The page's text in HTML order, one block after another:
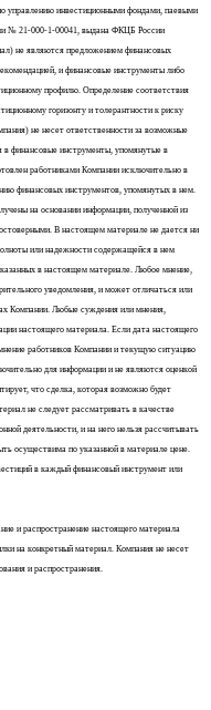
управлению инвестиционными фондами, паевыми
№ 21-000-1-00041, выдана ФКЦБ России
не являются предложением финансовых
и финансовые инструменты либо
профилю. Определение соответствия
горизонту и толерантности к риску
не несет ответственности за возможные
в финансовые инструменты, упомянутые в
работниками Компании исключительно в
финансовых инструментов, упомянутых в нем.
на основании информации, полученной из
В настоящем материале не дается ни
или надежности содержащейся в нем
в настоящем материале. Любое мнение,
уведомления, и может отличаться или
Компании. Любые суждения или мнения,
настоящего материала. Если дата настоящего
работников Компании и текущую ситуацию
для информации и не являются оценкой
что сделка, которая возможно будет
не следует рассматривать в качестве
деятельности, и на него нельзя рассчитывать
осуществима по указанной в материале цене.
в каждый финансовый инструмент или
и распространение настоящего материала
на конкретный материал. Компания не несет
и распространения.